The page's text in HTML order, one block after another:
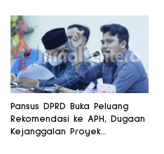
Pansus DPRD Buka Peluang
Rekomendasi ke APH, Dugaan
Kejanggalan Proyek